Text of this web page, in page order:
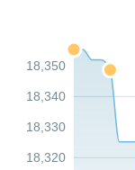
18,320
18,330
18,340
18,350